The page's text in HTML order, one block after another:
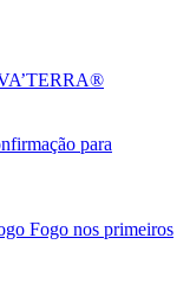
para
Fogo nos primeiros